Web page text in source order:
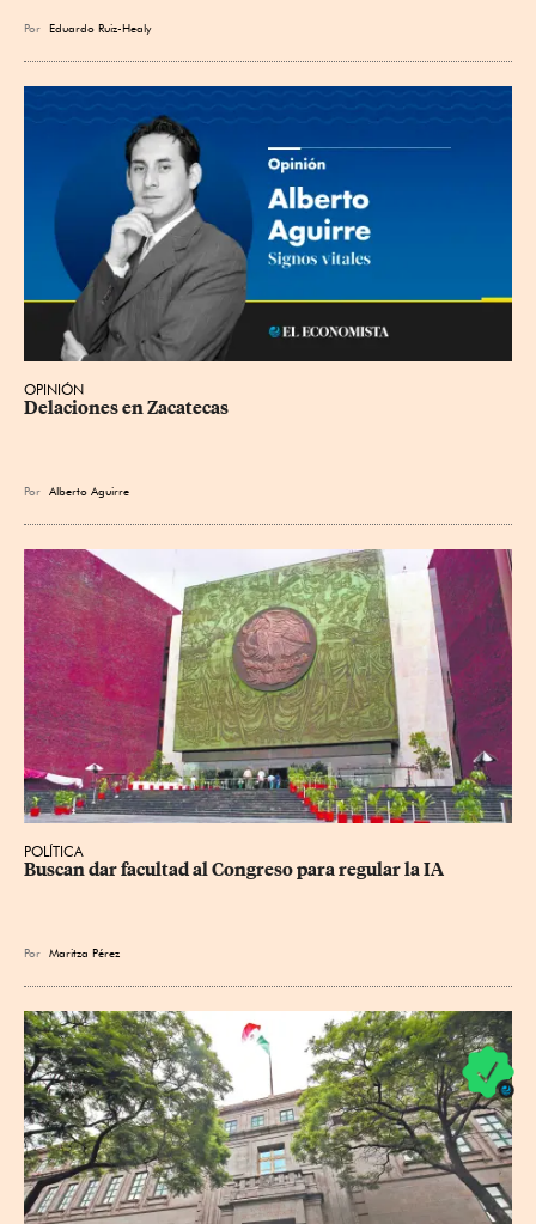
Por Eduardo Ruiz-Healy
OPINIÓN
Delaciones en Zacatecas
Por Alberto Aguirre
POLÍTICA
Buscan dar facultad al Congreso para regular la IA
Por Maritza Pérez